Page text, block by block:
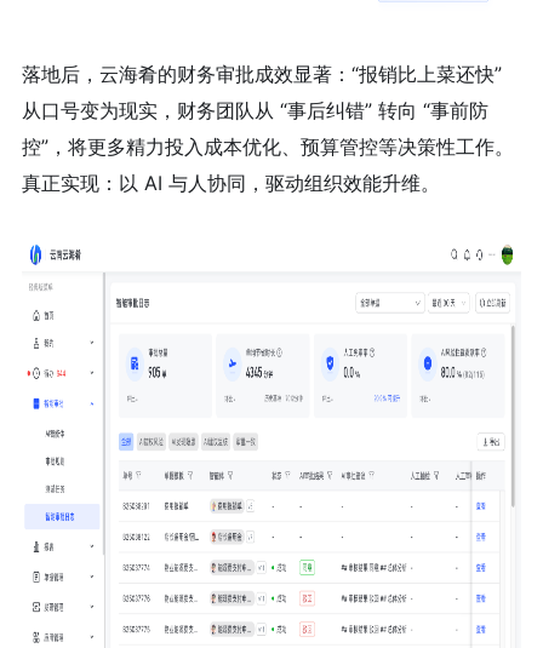
落地后，云海肴的财务审批成效显著：“报销比上菜还快”
从口号变为现实，财务团队从 “事后纠错” 转向 “事前防
控”，将更多精力投入成本优化、预算管控等决策性工作。
真正实现：以 AI 与人协同，驱动组织效能升维。